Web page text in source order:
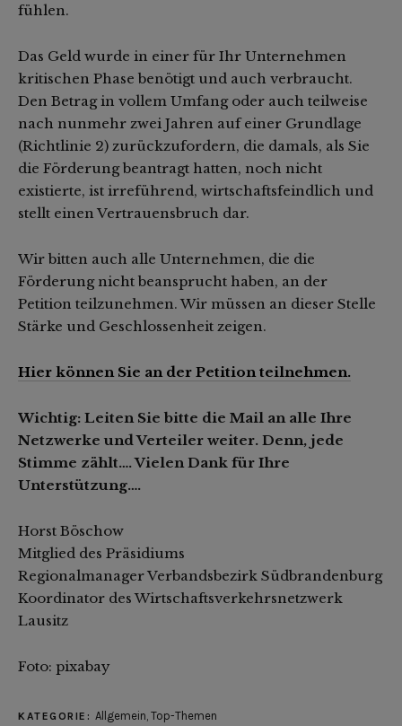
fühlen.
Das Geld wurde in einer für Ihr Unternehmen
kritischen Phase benötigt und auch verbraucht.
Den Betrag in vollem Umfang oder auch teilweise
nach nunmehr zwei Jahren auf einer Grundlage
(Richtlinie 2) zurückzufordern, die damals, als Sie
die Förderung beantragt hatten, noch nicht
existierte, ist irreführend, wirtschaftsfeindlich und
stellt einen Vertrauensbruch dar.
Wir bitten auch alle Unternehmen, die die
Förderung nicht beansprucht haben, an der
Petition teilzunehmen. Wir müssen an dieser Stelle
Stärke und Geschlossenheit zeigen.
Hier können Sie an der Petition teilnehmen.
Wichtig: Leiten Sie bitte die Mail an alle Ihre
Netzwerke und Verteiler weiter. Denn, jede
Stimme zählt…. Vielen Dank für Ihre
Unterstützung….
Horst Böschow
Mitglied des Präsidiums
Regionalmanager Verbandsbezirk Südbrandenburg
Koordinator des Wirtschaftsverkehrsnetzwerk
Lausitz
Foto: pixabay
KATEGORIE: Allgemein, Top-Themen